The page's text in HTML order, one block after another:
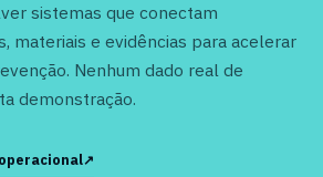
sistemas que conectam
materiais e evidências para acelerar
Nenhum dado real de
demonstração.
↗